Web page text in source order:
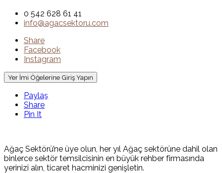
0 542 628 61 41
info@agacsektoru.com
Share
Facebook
Instagram
Yer İmi Öğelerine Giriş Yapın
Paylaş
Share
Pin It
Ağaç Sektörü’ne üye olun, her yıl Ağaç sektörüne dahil olan
binlerce sektör temsilcisinin en büyük rehber firmasında
yerinizi alın, ticaret hacminizi genişletin.